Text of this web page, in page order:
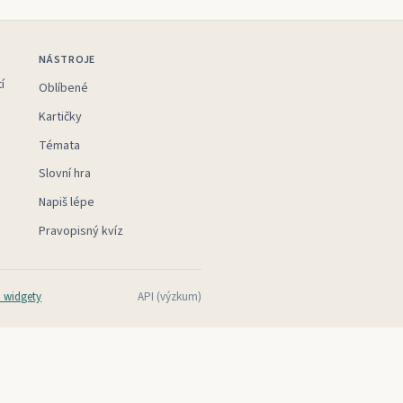
NÁSTROJE
Oblíbené
Kartičky
Témata
Slovní hra
Napiš lépe
Pravopisný kvíz
widgety API (výzkum)